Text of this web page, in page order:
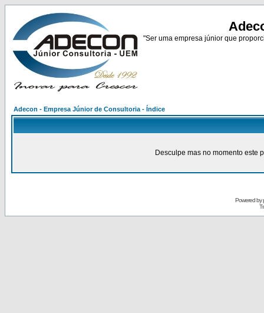
"Ser uma empresa júnior que
Adecon - Empresa Júnior de Consultoria - Índice
Desculpe mas no momento este
Powered by